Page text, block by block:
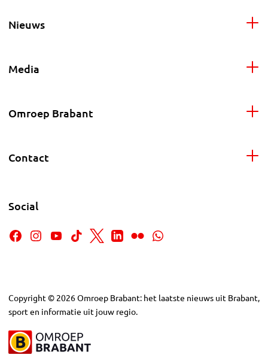
Nieuws
Media
Omroep Brabant
Contact
Social
Copyright © 2026Omroep Brabant: het laatste nieuws uit Brabant,
sport en informatie uit jouw regio.